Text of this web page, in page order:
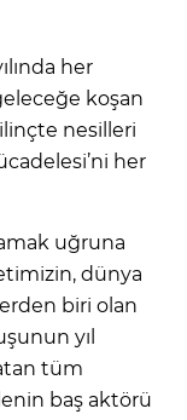
her
koşan
nesilleri
her
uğruna
dünya
biri olan
yıl
tüm
baş aktörü